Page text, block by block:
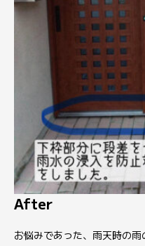
After
お悩みであった、雨天時の雨